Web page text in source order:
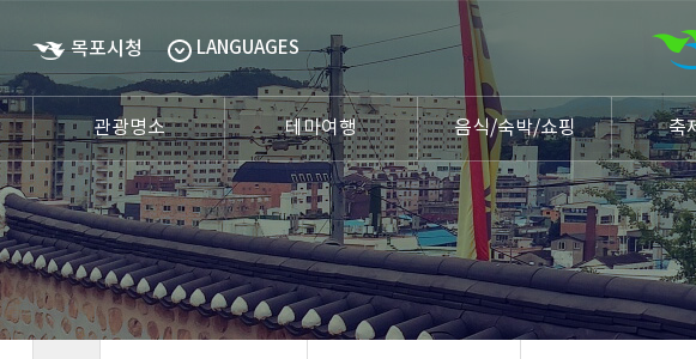
목포시청 LANGUAGES
관광명소 테마여행 음식/숙박/쇼핑 축